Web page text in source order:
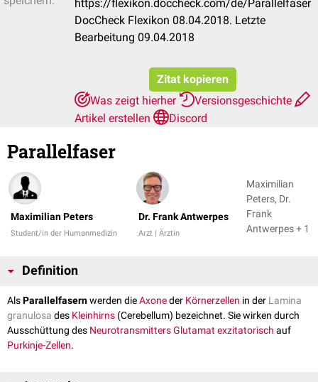
https://flexikon.doccheck.com/de/Parallelfaser
DocCheck Flexikon 08.04.2018. Letzte
Bearbeitung 09.04.2018
Zitat kopieren
Was zeigt hierher
Versionsgeschichte
Artikel erstellen
Discord
Parallelfaser
Maximilian Peters
Student/in der Humanmedizin
Dr. Frank Antwerpes
Arzt | Ärztin
Maximilian
Peters, Dr.
Frank
Antwerpes + 1
Definition
AlsParallelfasernwerden dieAxoneder Körnerzellen in der Lamina
granulosa des Kleinhirns (Cerebellum) bezeichnet. Sie wirken durch
Ausschüttung des NeurotransmittersGlutamatexzitatorisch auf
Purkinje-Zellen.